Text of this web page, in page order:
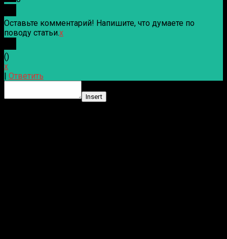
Оставьте комментарий! Напишите, что думаете по
поводу статьи.x
()
x
Ответить
Insert